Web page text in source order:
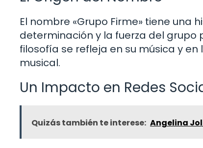
El nombre «Grupo Firme» tiene una
determinación y la fuerza del grupo
filosofía se refleja en su música y
musical.
Un Impacto en Redes
Quizás también te interese: Angelina